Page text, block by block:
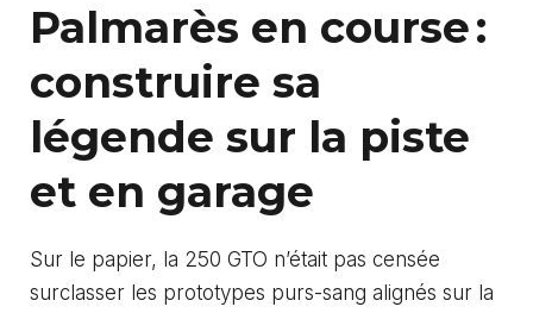
Palmarès en course :
construire sa
légende sur la piste
et en garage
Sur le papier, la 250 GTO n’était pas censée
surclasser les prototypes purs-sang alignés sur la